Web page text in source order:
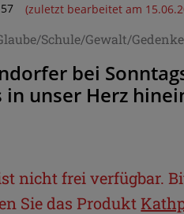
(zuletzt bearbeitet am
Schule/Gewalt/
bei
in unser Herz
nicht frei verfügbar.
Sie das Produkt